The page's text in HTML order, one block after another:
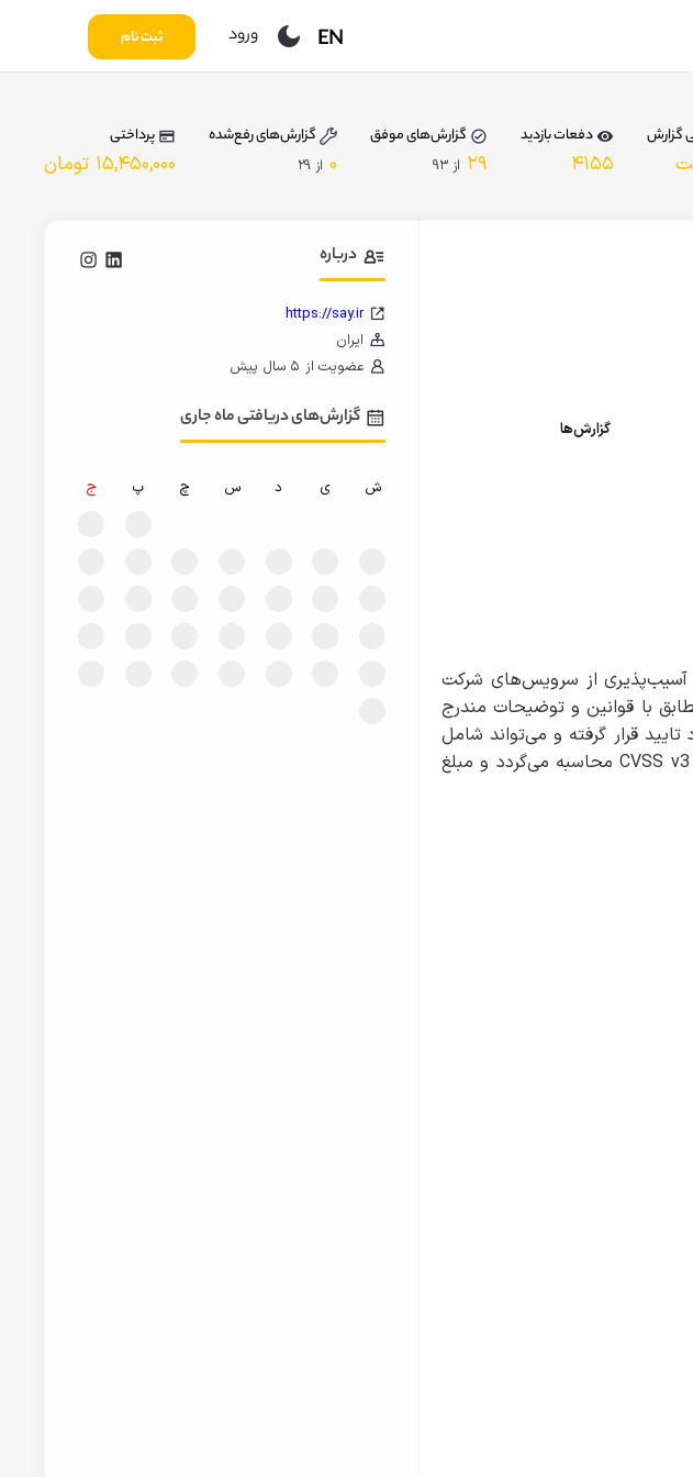
EN ورود ثبت نام
گزارش دفعات بازدید
۴۱۵۵
گزارش‌های موفق
۲۹ از ۹۳
گزارش‌های رفع‌شده
۰ از ۲۹
پرداختی
۱۵,۴۵۰,۰۰۰ تومان
گزارش‌ها
آسیب‌پذیری از سرویس‌های شرکت
با قوانین و توضیحات مندرج
قرار گرفته و می‌تواند شامل
پرداخت شود. به ازای هر گزارش تایید شده، ضریب تاثیرگذاری آسیب‌پذیری‌ بر اساس استاندارد CVSS v3 محاسبه می‌گردد و مبلغ
درباره
https://say.ir
ایران
عضویت از ۵ سال پیش
گزارش‌های دریافتی ماه جاری
ش ی د س چ پ ج